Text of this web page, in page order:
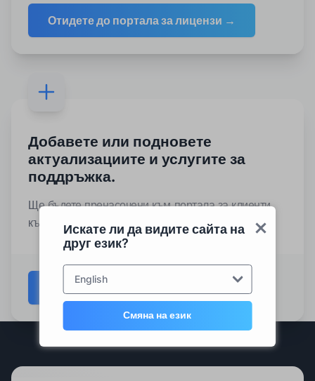
Искате ли да видите сайта на
друг език?
English
Смяна на език
Отидете до портала за лицензи →
Добавете или подновете
актуализациите и услугите за
поддръжка.
Ще бъдете пренасочени към портала за клиенти,
където трябва да влезете в системата.
Отидете до портала за лицензи →